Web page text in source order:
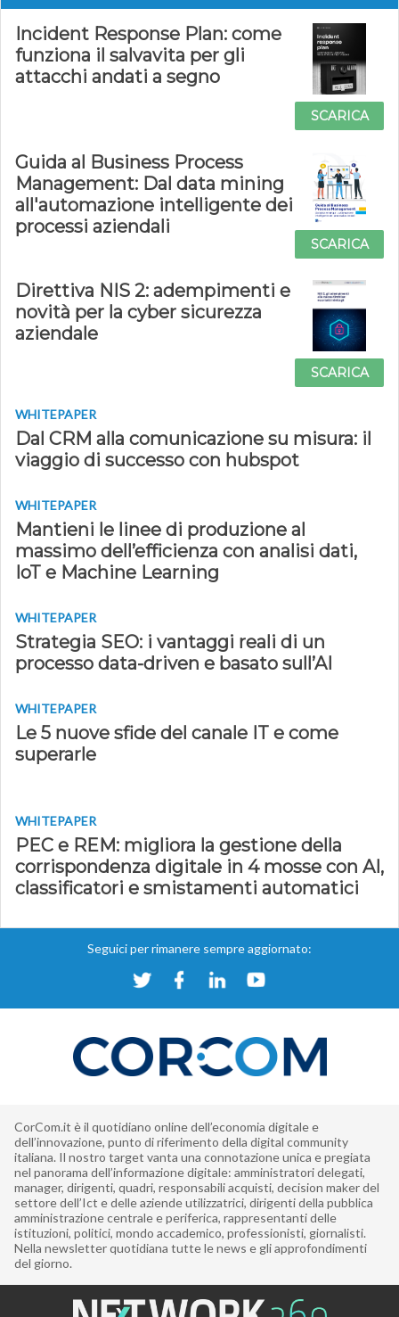
Incident Response Plan: come
funziona il salvavita per gli
attacchi andati a segno
SCARICA
Guida al Business Process
Management: Dal data mining
all'automazione intelligente dei
processi aziendali
SCARICA
Direttiva NIS 2: adempimenti e
novità per la cyber sicurezza
aziendale
SCARICA
WHITEPAPER
Dal CRM alla comunicazione su misura: il
viaggio di successo con hubspot
WHITEPAPER
Mantieni le linee di produzione al
massimo dell’efficienza con analisi dati,
IoT e Machine Learning
WHITEPAPER
Strategia SEO: i vantaggi reali di un
processo data-driven e basato sull’AI
WHITEPAPER
Le 5 nuove sfide del canale IT e come
superarle
WHITEPAPER
PEC e REM: migliora la gestione della
corrispondenza digitale in 4 mosse con AI,
classificatori e smistamenti automatici
Seguici per rimanere sempre aggiornato:
CorCom.it è il quotidiano online dell’economia digitale e
dell’innovazione, punto di riferimento della digital community
italiana. Il nostro target vanta una connotazione unica e pregiata
nel panorama dell’informazione digitale: amministratori delegati,
manager, dirigenti, quadri, responsabili acquisti, decision maker del
settore dell’Ict e delle aziende utilizzatrici, dirigenti della pubblica
amministrazione centrale e periferica, rappresentanti delle
istituzioni, politici, mondo accademico, professionisti, giornalisti.
Nella newsletter quotidiana tutte le news e gli approfondimenti
del giorno.